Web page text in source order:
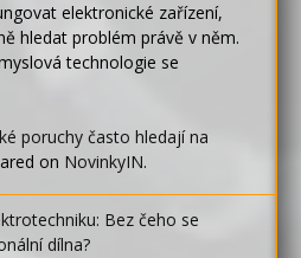
elektronické zařízení,
hledat problém právě v něm.
technologie se
poruchy často hledají na
on NovinkyIN.
Bez čeho se
dílna?